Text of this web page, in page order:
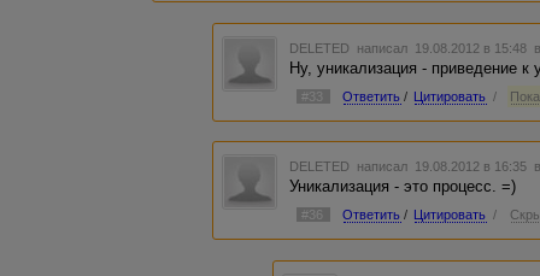
DELETED написал 19.08.2012 в 15:48
Ну, уникализация - приведение к
#33 Ответить / Цитировать /
DELETED написал 19.08.2012 в 16:35
Уникализация - это процесс. =)
#36 Ответить / Цитировать /